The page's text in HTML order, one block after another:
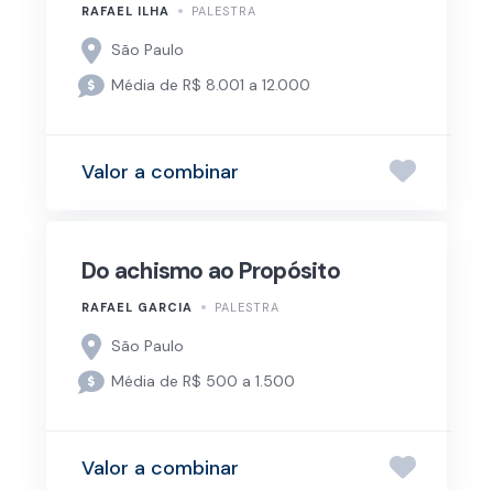
RAFAEL ILHA PALESTRA
São Paulo
Média de R$ 8.001 a 12.000
Valor a combinar
Do achismo ao Propósito
RAFAEL GARCIA PALESTRA
São Paulo
Média de R$ 500 a 1.500
Valor a combinar